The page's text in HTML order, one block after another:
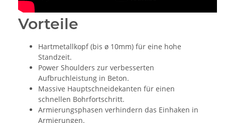
Vorteile
Hartmetallkopf (bis ø 10mm) für eine hohe
Standzeit.
Power Shoulders zur verbesserten
Aufbruchleistung in Beton.
Massive Hauptschneidekanten für einen
schnellen Bohrfortschritt.
Armierungsphasen verhindern das Einhaken in
Armierungen.